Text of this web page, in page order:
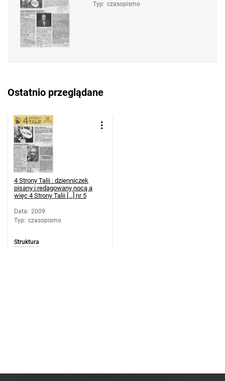
Typ: czasopismo
Ostatnio przeglądane
4 Strony Talii : dzienniczek
pisany i redagowany nocą a
więc 4 Strony Talii [...] nr 5
Data: 2009
Typ: czasopismo
Struktura